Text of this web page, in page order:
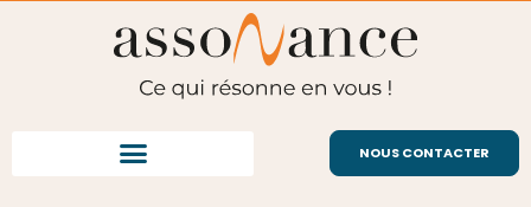
NOUS CONTACTER